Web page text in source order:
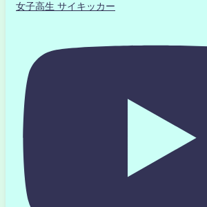
女子高生 サイキッカー